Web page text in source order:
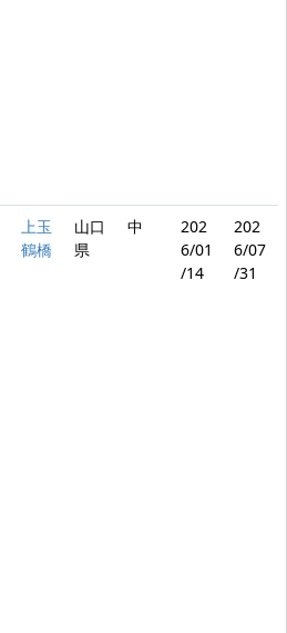
上玉
鶴橋
山口
県
中
202
6/01
/14
202
6/07
/31